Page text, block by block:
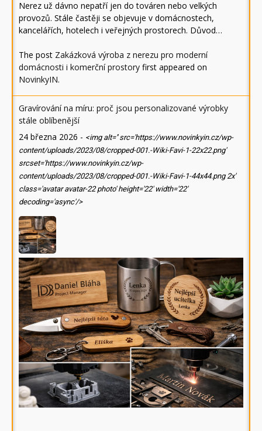
Nerez už dávno nepatří jen do továren nebo velkých
provozů. Stále častěji se objevuje v domácnostech,
kancelářích, hotelech i veřejných prostorech. Důvod…
The post Zakázková výroba z nerezu pro moderní
domácnosti i komerční prostory first appeared on
NovinkyIN.
Gravírování na míru: proč jsou personalizované výrobky
stále oblíbenější
24 března 2026 - <img alt='' src='https://www.novinkyin.cz/wp-
content/uploads/2023/08/cropped-001.-Wiki-Favi-1-22x22.png'
srcset='https://www.novinkyin.cz/wp-
content/uploads/2023/08/cropped-001.-Wiki-Favi-1-44x44.png 2x'
class='avatar avatar-22 photo' height='22' width='22'
decoding='async'/>